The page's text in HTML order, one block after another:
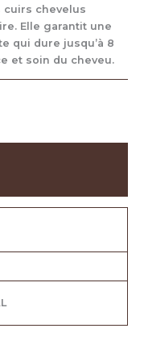
cuirs chevelus
Elle garantit une
qui dure jusqu’à 8
et soin du cheveu.